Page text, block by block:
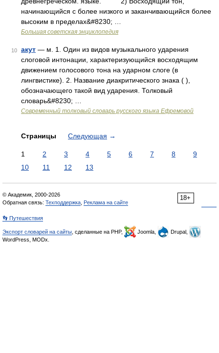
начинающийся с более низкого и заканчивающийся более
высоким в пределах&#8230; …
Большая советская энциклопедия
10 акут — м. 1. Один из видов музыкального ударения
слоговой интонации, характеризующийся восходящим
движением голосового тона на ударном слоге (в
лингвистике). 2. Название диакритического знака ( ),
обозначающего такой вид ударения. Толковый
словарь&#8230; …
Современный толковый словарь русского языка Ефремовой
Страницы Следующая →
1 2 3 4 5 6 7 8
9
10
11 12 13
18+
© Академик, 2000-2026
Обратная связь: Техподдержка Реклама на сайте
👣 Путешествия
Экспорт словарей на сайты , сделанные на PHP, Joomla,
Drupal,
WordPress, MODx.